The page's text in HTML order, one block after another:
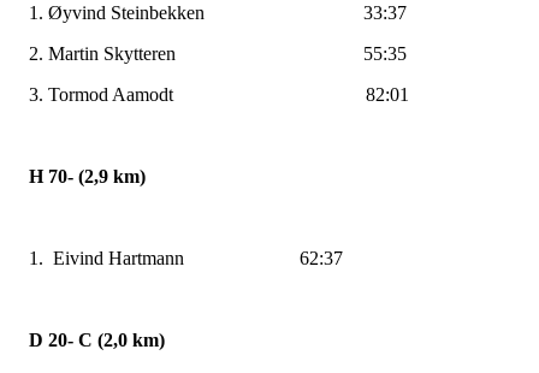
1. Øyvind Steinbekken 33:37
2. Martin Skytteren 55:35
3. Tormod Aamodt 82:01
H 70- (2,9 km)
1. Eivind Hartmann 62:37
D 20- C (2,0 km)